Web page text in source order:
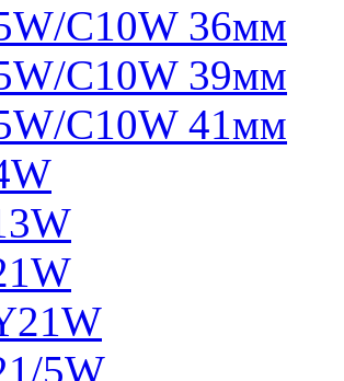
C10W 36мм
C10W 39мм
C10W 41мм
5W